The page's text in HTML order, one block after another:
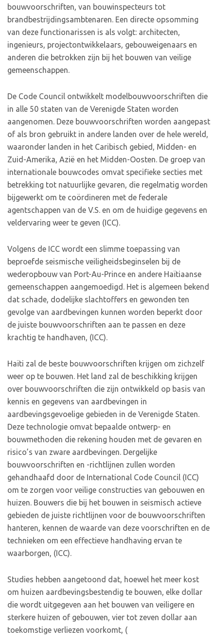
bouwvoorschriften, van bouwinspecteurs tot
brandbestrijdingsambtenaren. Een directe opsomming
van deze functionarissen is als volgt: architecten,
ingenieurs, projectontwikkelaars, gebouweigenaars en
anderen die betrokken zijn bij het bouwen van veilige
gemeenschappen.
De Code Council ontwikkelt modelbouwvoorschriften die
in alle 50 staten van de Verenigde Staten worden
aangenomen. Deze bouwvoorschriften worden aangepast
of als bron gebruikt in andere landen over de hele wereld,
waaronder landen in het Caribisch gebied, Midden- en
Zuid-Amerika, Azië en het Midden-Oosten. De groep van
internationale bouwcodes omvat specifieke secties met
betrekking tot natuurlijke gevaren, die regelmatig worden
bijgewerkt om te coördineren met de federale
agentschappen van de V.S. en om de huidige gegevens en
veldervaring weer te geven (ICC).
Volgens de ICC wordt een slimme toepassing van
beproefde seismische veiligheidsbeginselen bij de
wederopbouw van Port-Au-Prince en andere Haïtiaanse
gemeenschappen aangemoedigd. Het is algemeen bekend
dat schade, dodelijke slachtoffers en gewonden ten
gevolge van aardbevingen kunnen worden beperkt door
de juiste bouwvoorschriften aan te passen en deze
krachtig te handhaven, (ICC).
Haïti zal de beste bouwvoorschriften krijgen om zichzelf
weer op te bouwen. Het land zal de beschikking krijgen
over bouwvoorschriften die zijn ontwikkeld op basis van
kennis en gegevens van aardbevingen in
aardbevingsgevoelige gebieden in de Verenigde Staten.
Deze technologie omvat bepaalde ontwerp- en
bouwmethoden die rekening houden met de gevaren en
risico’s van zware aardbevingen. Dergelijke
bouwvoorschriften en -richtlijnen zullen worden
gehandhaafd door de International Code Council (ICC)
om te zorgen voor veilige constructies van gebouwen en
huizen. Bouwers die bij het bouwen in seismisch actieve
gebieden de juiste richtlijnen voor de bouwvoorschriften
hanteren, kennen de waarde van deze voorschriften en de
technieken om een effectieve handhaving ervan te
waarborgen, (ICC).
Studies hebben aangetoond dat, hoewel het meer kost
om huizen aardbevingsbestendig te bouwen, elke dollar
die wordt uitgegeven aan het bouwen van veiligere en
sterkere huizen of gebouwen, vier tot zeven dollar aan
toekomstige verliezen voorkomt, (